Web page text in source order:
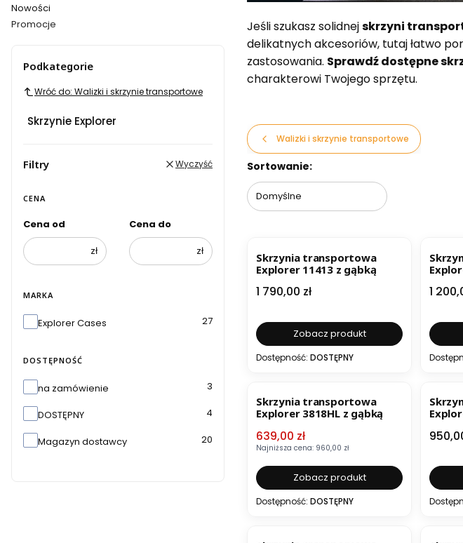
Nowości
Promocje
Podkategorie
Wróć do: Walizki i skrzynie transportowe
Skrzynie Explorer
Filtry Wyczyść
CENA
Cena od
zł
Cena do
zł
MARKA
Marka
Explorer Cases 27
DOSTĘPNOŚĆ
Dostępność
na zamówienie 3
DOSTĘPNY 4
Magazyn dostawcy 20
Jeśli szukasz solidnejskrzyni
delikatnych akcesoriów, tutaj łatwo
zastosowania. Sprawdź dostępne
charakterowi Twojego sprzętu.
Walizki i skrzynie transportowe
Lista produktów
Sortowanie:
Domyślne
Skrzynia transportowa
Explorer 11413 z gąbką
Cena
1 790,00 zł
Zobacz produkt
Dostępność: DOSTĘPNY
Cena
1
Skrzynia transportowa
Explorer 3818HL z gąbką
Cena promocyjna
639,00 zł
Najniższa cena: 960,00 zł
Zobacz produkt
Dostępność: DOSTĘPNY
Cena